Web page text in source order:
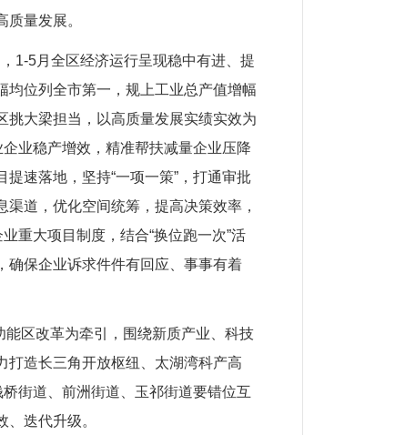
量发展。
1-5月全区经济运行呈现稳中有进、提
均位列全市第一，规上工业总产值增幅
挑大梁担当，以高质量发展实绩实效为
业稳产增效，精准帮扶减量企业压降
速落地，坚持“一项一策”，打通审批
道，优化空间统筹，提高决策效率，
重大项目制度，结合“换位跑一次”活
确保企业诉求件件有回应、事事有着
区改革为牵引，围绕新质产业、科技
打造长三角开放枢纽、太湖湾科产高
街道、前洲街道、玉祁街道要错位互
迭代升级。